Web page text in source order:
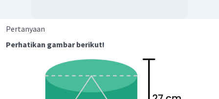
Pertanyaan
Perhatikan gambar berikut!